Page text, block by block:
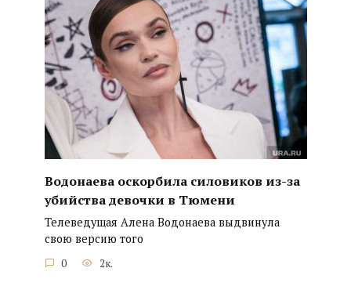
Водонаева оскорбила силовиков из-за
убийства девочки в Тюмени
Телеведущая Алена Водонаева выдвинула
свою версию того
0 2к.